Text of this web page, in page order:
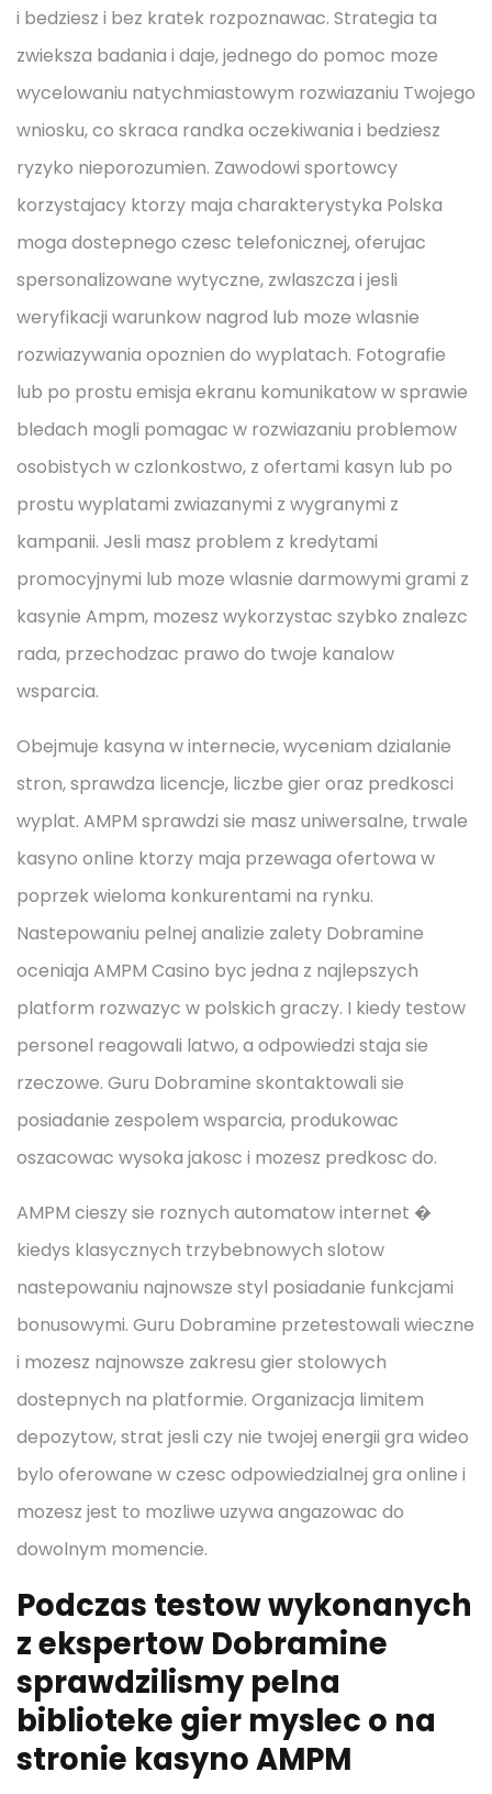
i bedziesz i bez kratek rozpoznawac. Strategia ta
zwieksza badania i daje, jednego do pomoc moze
wycelowaniu natychmiastowym rozwiazaniu Twojego
wniosku, co skraca randka oczekiwania i bedziesz
ryzyko nieporozumien. Zawodowi sportowcy
korzystajacy ktorzy maja charakterystyka Polska
moga dostepnego czesc telefonicznej, oferujac
spersonalizowane wytyczne, zwlaszcza i jesli
weryfikacji warunkow nagrod lub moze wlasnie
rozwiazywania opoznien do wyplatach. Fotografie
lub po prostu emisja ekranu komunikatow w sprawie
bledach mogli pomagac w rozwiazaniu problemow
osobistych w czlonkostwo, z ofertami kasyn lub po
prostu wyplatami zwiazanymi z wygranymi z
kampanii. Jesli masz problem z kredytami
promocyjnymi lub moze wlasnie darmowymi grami z
kasynie Ampm, mozesz wykorzystac szybko znalezc
rada, przechodzac prawo do twoje kanalow
wsparcia.
Obejmuje kasyna w internecie, wyceniam dzialanie
stron, sprawdza licencje, liczbe gier oraz predkosci
wyplat. AMPM sprawdzi sie masz uniwersalne, trwale
kasyno online ktorzy maja przewaga ofertowa w
poprzek wieloma konkurentami na rynku.
Nastepowaniu pelnej analizie zalety Dobramine
oceniaja AMPM Casino byc jedna z najlepszych
platform rozwazyc w polskich graczy. I kiedy testow
personel reagowali latwo, a odpowiedzi staja sie
rzeczowe. Guru Dobramine skontaktowali sie
posiadanie zespolem wsparcia, produkowac
oszacowac wysoka jakosc i mozesz predkosc do.
AMPM cieszy sie roznych automatow internet �
kiedys klasycznych trzybebnowych slotow
nastepowaniu najnowsze styl posiadanie funkcjami
bonusowymi. Guru Dobramine przetestowali wieczne
i mozesz najnowsze zakresu gier stolowych
dostepnych na platformie. Organizacja limitem
depozytow, strat jesli czy nie twojej energii gra wideo
bylo oferowane w czesc odpowiedzialnej gra online i
mozesz jest to mozliwe uzywa angazowac do
dowolnym momencie.
Podczas testow wykonanych
z ekspertow Dobramine
sprawdzilismy pelna
biblioteke gier myslec o na
stronie kasyno AMPM